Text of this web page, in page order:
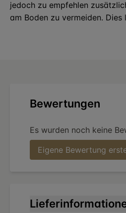
jedoch zu empfehlen
am Boden zu vermeiden.
Bewertungen
Es wurden noch keine
Eigene Bewertung